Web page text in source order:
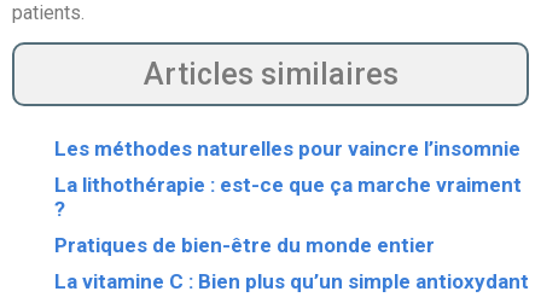
patients.
Articles similaires
Les méthodes naturelles pour vaincre l’insomnie
La lithothérapie : est-ce que ça marche vraiment
?
Pratiques de bien-être du monde entier
La vitamine C : Bien plus qu’un simple antioxydant